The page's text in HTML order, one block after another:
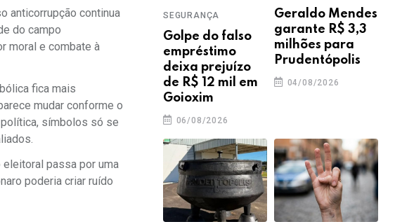
anticorrupção continua
do campo
moral e combate à
fica mais
mudar conforme o
política, símbolos só se
passa por uma
poderia criar ruído
SEGURANÇA
Golpe do falso
empréstimo
deixa prejuízo
de R$ 12 mil em
Goioxim
06/08/2026
Geraldo Mendes
garante R$ 3,3
milhões para
Prudentópolis
04/08/2026